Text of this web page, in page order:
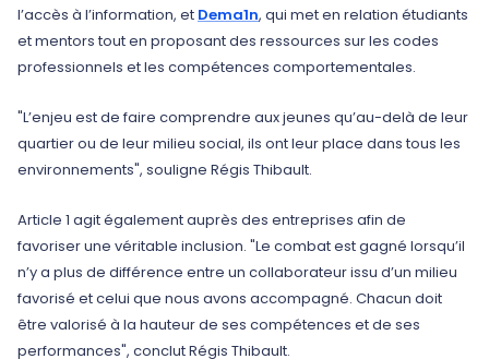
l’accès à l’information, et Dema1n, qui met en relation étudiants
et mentors tout en proposant des ressources sur les codes
professionnels et les compétences comportementales.
"L’enjeu est de faire comprendre aux jeunes qu’au-delà de leur
quartier ou de leur milieu social, ils ont leur place dans tous les
environnements", souligne Régis Thibault.
Article 1 agit également auprès des entreprises afin de
favoriser une véritable inclusion. "Le combat est gagné lorsqu’il
n’y a plus de différence entre un collaborateur issu d’un milieu
favorisé et celui que nous avons accompagné. Chacun doit
être valorisé à la hauteur de ses compétences et de ses
performances", conclut Régis Thibault.